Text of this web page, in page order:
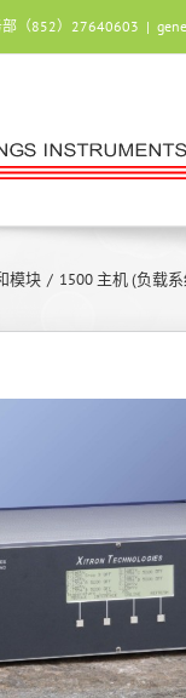
（852）27640603 |
模块 / 1500 主机 (负载